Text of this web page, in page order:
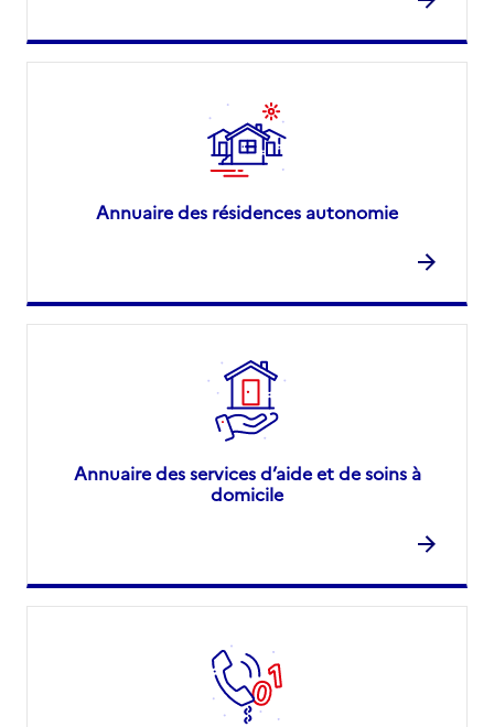
Annuaire des résidences autonomie
Annuaire des services d’aide et de soins à
domicile